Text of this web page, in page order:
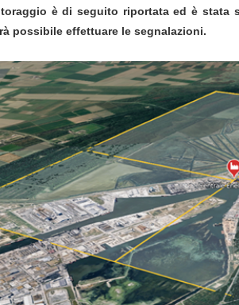
è di seguito riportata ed è
possibile effettuare le segnalazioni.